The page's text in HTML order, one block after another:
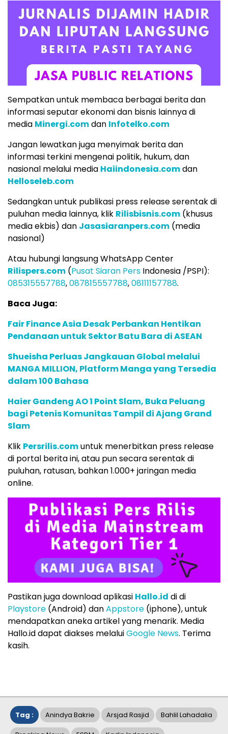
Sempatkan untuk membaca berbagai berita dan
informasi seputar ekonomi dan bisnis lainnya di
media Minergi.comdan Infotelko.com
Jangan lewatkan juga menyimak berita dan
informasi terkini mengenai politik, hukum, dan
nasional melalui media Haiindonesia.comdan
Helloseleb.com
Sedangkan untuk publikasi press release serentak di
puluhan media lainnya, klik Rilisbisnis.com (khusus
media ekbis) dan Jasasiaranpers.com (media
nasional)
Atau hubungi langsung WhatsApp Center
Rilispers.com (Pusat Siaran Pers Indonesia /PSPI):
085315557788,087815557788,08111157788.
Baca Juga:
Fair Finance Asia Desak Perbankan Hentikan
Pendanaan untuk Sektor Batu Bara di ASEAN
Shueisha Perluas Jangkauan Global melalui
MANGA MILLION, Platform Manga yang Tersedia
dalam 100 Bahasa
Haier Gandeng AO 1 Point Slam, Buka Peluang
bagi Petenis Komunitas Tampil di Ajang Grand
Slam
Klik Persrilis.comuntuk menerbitkan press release
di portal berita ini, atau pun secara serentak di
puluhan, ratusan, bahkan 1.000+ jaringan media
online.
Pastikan juga download aplikasi Hallo.id di di
Playstore (Android) danAppstore (iphone), untuk
mendapatkan aneka artikel yang menarik. Media
Hallo.id dapat diakses melaluiGoogle News. Terima
kasih.
Tag : Anindya Bakrie Arsjad Rasjid Bahlil Lahadalia